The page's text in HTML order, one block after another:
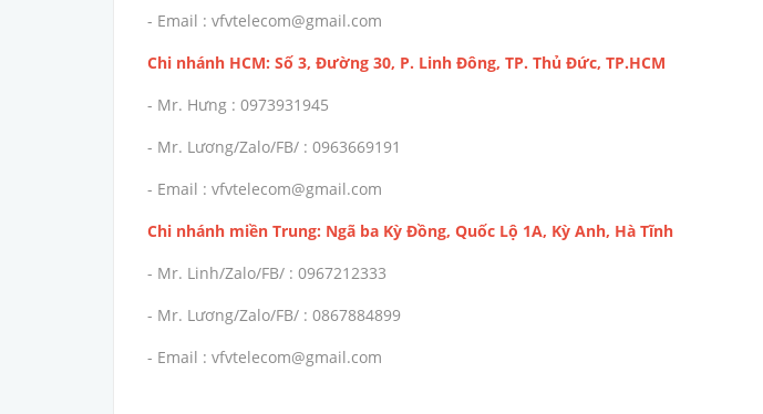
- Email : vfvtelecom@gmail.com
Chi nhánh HCM: Số 3, Đường 30, P. Linh Đông, TP. Thủ Đức, TP.HCM
- Mr. Hưng : 0973931945
- Mr. Lương/Zalo/FB/ : 0963669191
- Email : vfvtelecom@gmail.com
Chi nhánh miền Trung: Ngã ba Kỳ Đồng, Quốc Lộ 1A, Kỳ Anh, Hà Tĩnh
- Mr. Linh/Zalo/FB/ : 0967212333
- Mr. Lương/Zalo/FB/ : 0867884899
- Email : vfvtelecom@gmail.com